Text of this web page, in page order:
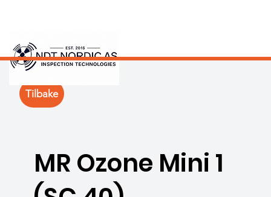
MR Ozone Mini 1
Tilbake